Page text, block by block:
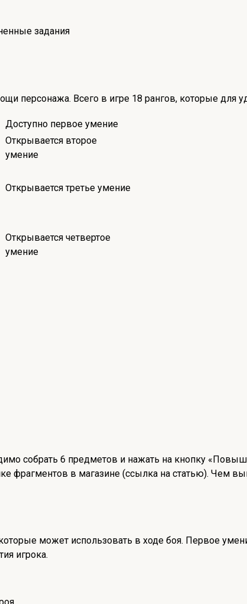
задания
персонажа. Всего в игре 18 рангов, которые для
Доступно первое умение
Открывается второе
умение
Открывается третье умение
Открывается четвертое
умение
собрать 6 предметов и нажать на кнопку
фрагментов в магазине (ссылка на статью). Чем
может использовать в ходе боя. Первое
игрока.